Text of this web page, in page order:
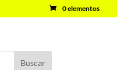
0 elementos